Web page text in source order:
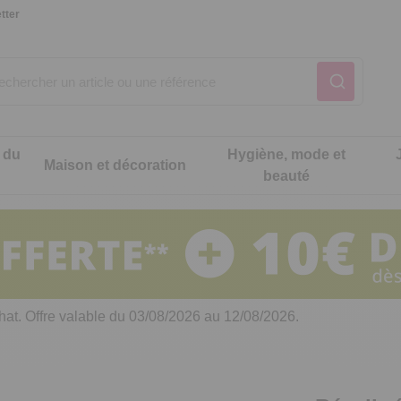
cuisine
de cuisine malins
Notre produit du
Notre produit du
Maison et décoration
Notre produit du
Hygiène, mode et
beauté
intimité
Notre produit du
Notre produit du
Notre produit du
Offre valable du 03/08/2026 au 12/08/2026.